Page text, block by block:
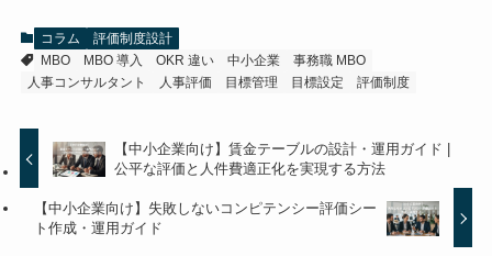
コラム
評価制度設計
MBO
MBO 導入 OKR 違い 中小企業
事務職 MBO
人事コンサルタント
人事評価 目標管理 目標設定 評価制度
【中小企業向け】賃金テーブルの設計・運用ガイド |
公平な評価と人件費適正化を実現する方法
【中小企業向け】失敗しないコンピテンシー評価シー
ト作成・運用ガイド